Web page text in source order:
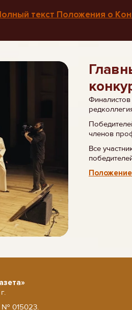
текст Положения о
членов
Все
№ 015023.